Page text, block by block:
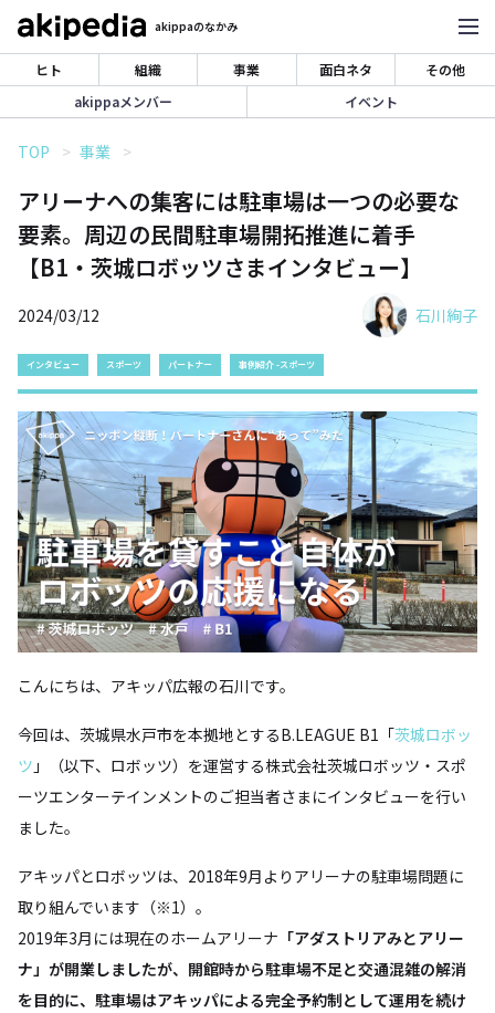
akippaのなかみ
ヒト 組織 事業 面白ネタ
その他
akippaメンバー
イベント
TOP 事業
アリーナへの集客には駐車場は一つの必要な
要素。周辺の民間駐車場開拓推進に着手
【B1・茨城ロボッツさまインタビュー】
2024/03/12 石川絢子
インタビュー スポーツ パートナー 事例紹介 -スポーツ
こんにちは、アキッパ広報の石川です。
今回は、茨城県水戸市を本拠地とするB.LEAGUE B1「茨城ロボッ
ツ 」（以下、ロボッツ）を運営する株式会社茨城ロボッツ・スポ
ーツエンターテインメントのご担当者さまにインタビューを行い
ました。
アキッパとロボッツは、2018年9月よりアリーナの駐車場問題に
取り組んでいます（※1）。
2019年3月には現在のホームアリーナ 「アダストリアみとアリー
ナ」が開業しましたが、開館時から駐車場不足と交通混雑の解消
を目的に、駐車場はアキッパによる完全予約制として運用を続け